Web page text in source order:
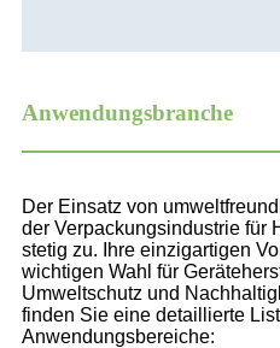
Anwendungsbranche
Der Einsatz von
der Verpackungsindustrie für
stetig zu. Ihre einzigartigen
wichtigen Wahl für
Umweltschutz und
finden Sie eine detaillierte
Anwendungsbereiche: